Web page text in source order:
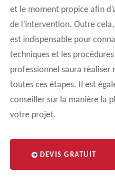
et le moment propice afin
de l’intervention. Outre
est indispensable pour
techniques et les
professionnel saura
toutes ces étapes. Il est
conseiller sur la manière la
votre projet.
DEVIS GRATUIT